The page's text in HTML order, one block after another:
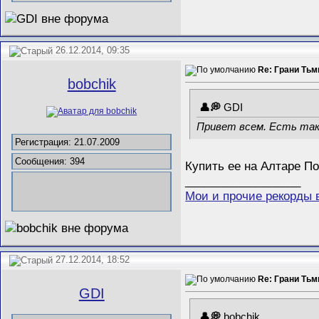
26.12.2014, 09:35
bobchik
Регистрация: 21.07.2009
Сообщения: 394
Re: Грани
GDI
Привет всем. Есть
Купить ее на Алтаре
Мои и прочие рекорды
27.12.2014, 18:52
GDI
Re: Грани